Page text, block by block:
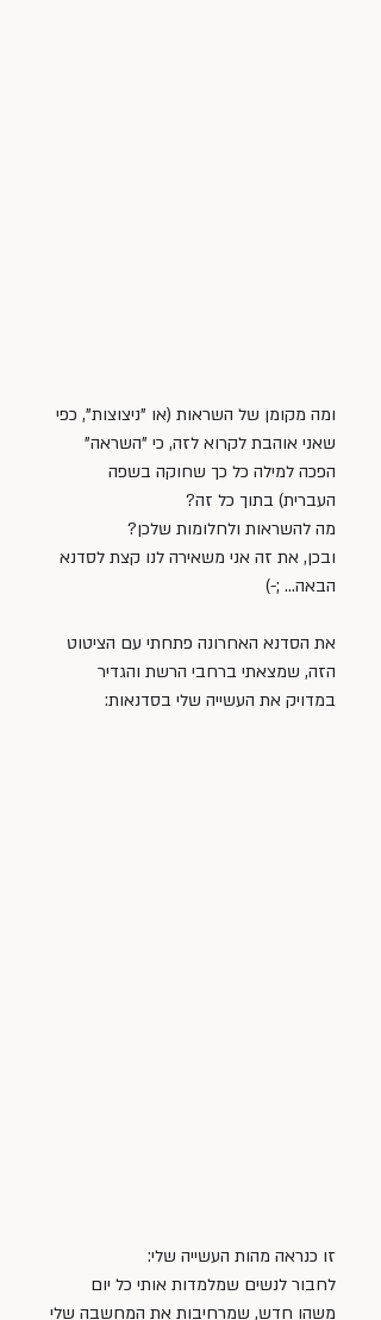
ומה מקומן של השראות (או "ניצוצות", כפי
שאני אוהבת לקרוא לזה, כי "השראה"
הפכה למילה כל כך שחוקה בשפה
העברית) בתוך כל זה?
מה להשראות ולחלומות שלכן?
ובכן, את זה אני משאירה לנו קצת לסדנא
הבאה... ;-)
את הסדנא האחרונה פתחתי עם הציטוט
הזה, שמצאתי ברחבי הרשת והגדיר
במדויק את העשייה שלי בסדנאות:
זו כנראה מהות העשייה שלי:
לחבור לנשים שמלמדות אותי כל יום
משהו חדש, שמרחיבות את המחשבה שלי